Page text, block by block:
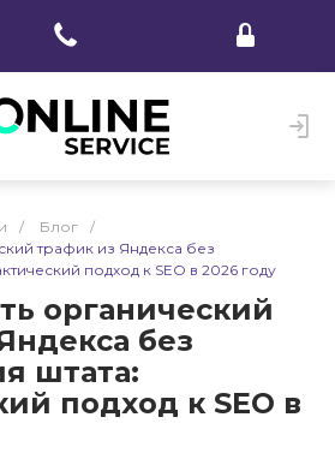
/ Блог
/
трафик из Яндекса без
подход к SEO в 2026 году
органический
без
штата:
подход к SEO в